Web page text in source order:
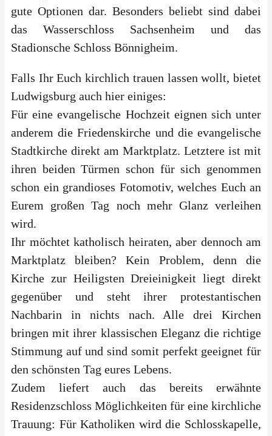
gute Optionen dar. Besonders beliebt sind dabei
das Wasserschloss Sachsenheim und das
Stadionsche Schloss Bönnigheim.
Falls Ihr Euch kirchlich trauen lassen wollt, bietet
Ludwigsburg auch hier einiges:
Für eine evangelische Hochzeit eignen sich unter
anderem die Friedenskirche und die evangelische
Stadtkirche direkt am Marktplatz. Letztere ist mit
ihren beiden Türmen schon für sich genommen
schon ein grandioses Fotomotiv, welches Euch an
Eurem großen Tag noch mehr Glanz verleihen
wird.
Ihr möchtet katholisch heiraten, aber dennoch am
Marktplatz bleiben? Kein Problem, denn die
Kirche zur Heiligsten Dreieinigkeit liegt direkt
gegenüber und steht ihrer protestantischen
Nachbarin in nichts nach. Alle drei Kirchen
bringen mit ihrer klassischen Eleganz die richtige
Stimmung auf und sind somit perfekt geeignet für
den schönsten Tag eures Lebens.
Zudem liefert auch das bereits erwähnte
Residenzschloss Möglichkeiten für eine kirchliche
Trauung: Für Katholiken wird die Schlosskapelle,